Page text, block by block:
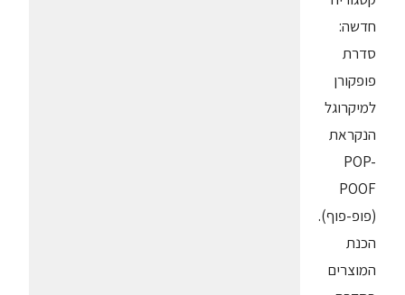
חדשה:
סדרת
פופקורן
למיקרוגל
הנקראת
POP-
POOF
(פופ-פוף).
הכנת
המוצרים